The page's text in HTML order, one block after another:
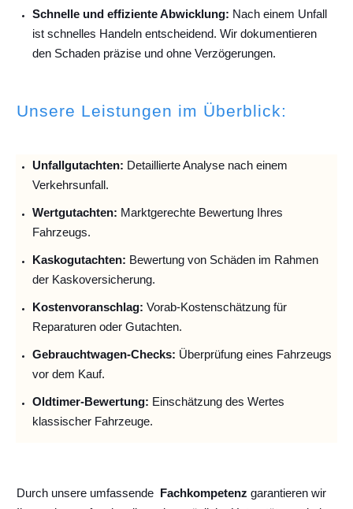
Schnelle und effiziente Abwicklung: Nach einem Unfall
ist schnelles Handeln entscheidend. Wir dokumentieren
den Schaden präzise und ohne Verzögerungen.
Unsere Leistungen im Überblick:
Unfallgutachten: Detaillierte Analyse nach einem
Verkehrsunfall.
Wertgutachten: Marktgerechte Bewertung Ihres
Fahrzeugs.
Kaskogutachten: Bewertung von Schäden im Rahmen
der Kaskoversicherung.
Kostenvoranschlag: Vorab-Kostenschätzung für
Reparaturen oder Gutachten.
Gebrauchtwagen-Checks: Überprüfung eines Fahrzeugs
vor dem Kauf.
Oldtimer-Bewertung: Einschätzung des Wertes
klassischer Fahrzeuge.
Durch unsere umfassende Fachkompetenz garantieren wir